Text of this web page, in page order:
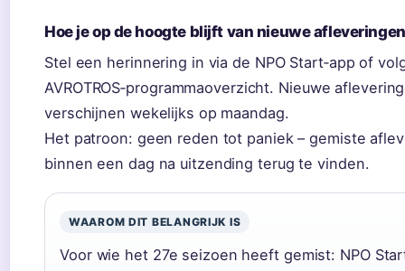
Hoe je op de hoogte blijft van nieuwe afleveringen
Stel een herinnering in via de NPO Start‑app of
AVROTROS‑programmaoverzicht. Nieuwe
verschijnen wekelijks op maandag.
Het patroon: geen reden tot paniek – gemiste
binnen een dag na uitzending terug te vinden.
WAAROM DIT BELANGRIJK IS
Voor wie het 27e seizoen heeft gemist: NPO